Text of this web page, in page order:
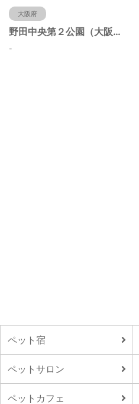
大阪府
野田中央第２公園（大阪府豊中市）
-
ペット宿
ペットサロン
ペットカフェ